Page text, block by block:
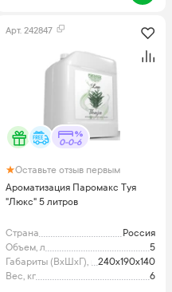
Арт. 242847
0-0-6
Оставьте отзыв первым
Ароматизация Паромакс Туя
"Люкс" 5 литров
Страна
Россия
Объем, л
5
Габариты (ВхШхГ), мм240x190x140
Вес, кг
6